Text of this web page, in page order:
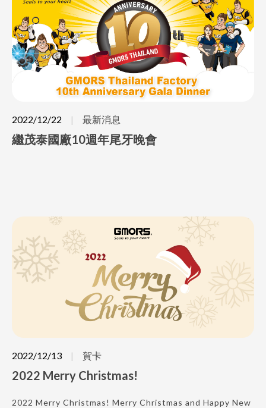
2022/12/22 最新消息
繼茂泰國廠10週年尾牙晚會
2022/12/13 賀卡
2022 Merry Christmas!
2022 Merry Christmas! Merry Christmas and Happy New